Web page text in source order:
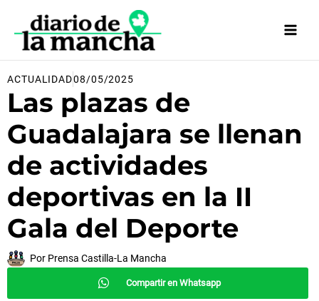
contenido
ACTUALIDAD08/05/2025
Las plazas de
Guadalajara se llenan
de actividades
deportivas en la II
Gala del Deporte
Por Prensa Castilla-La Mancha
Compartir en Whatsapp